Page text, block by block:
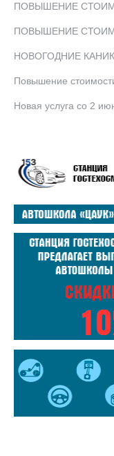
ПОВЫШЕНИЕ
ПОВЫШЕНИЕ
НОВОГОДНИЕ
Повышение
Новая услуга со 2